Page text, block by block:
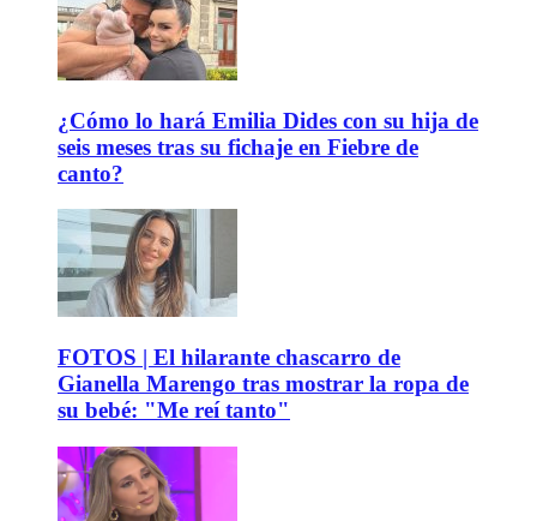
¿Cómo lo hará Emilia Dides con su hija de
seis meses tras su fichaje en Fiebre de
canto?
FOTOS | El hilarante chascarro de
Gianella Marengo tras mostrar la ropa de
su bebé: "Me reí tanto"